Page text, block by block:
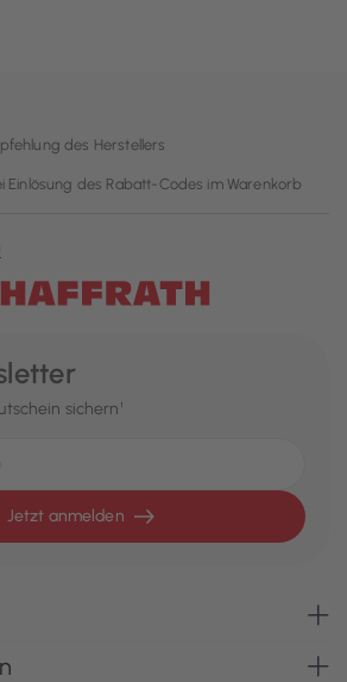
des Herstellers
Einlösung des Rabatt-Codes im Warenkorb
sichern¹
Jetzt anmelden